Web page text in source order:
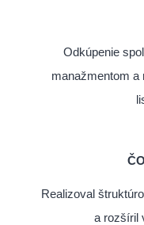
Odkúpenie
manažmentom a
Realizoval
a rozšíril